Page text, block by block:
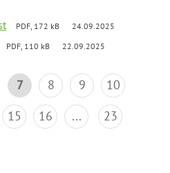
PDF, 172 kB 24.09.2025
PDF, 110 kB 22.09.2025
7 8 9
10
15 16 ... 23